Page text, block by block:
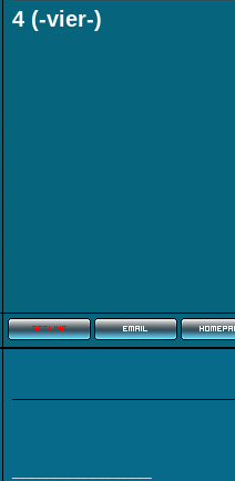
4 (-vier-)